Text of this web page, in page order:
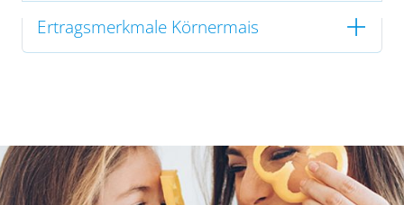
Ertragsmerkmale Körnermais